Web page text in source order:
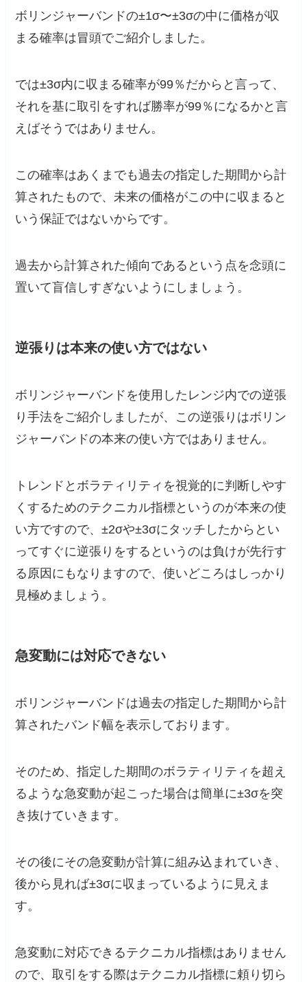
ボリンジャーバンドの±1σ〜±3σの中に価格が収
まる確率は冒頭でご紹介しました。
では±3σ内に収まる確率が99％だからと言って、
それを基に取引をすれば勝率が99％になるかと言
えばそうではありません。
この確率はあくまでも過去の指定した期間から計
算されたもので、未来の価格がこの中に収まると
いう保証ではないからです。
過去から計算された傾向であるという点を念頭に
置いて盲信しすぎないようにしましょう。
逆張りは本来の使い方ではない
ボリンジャーバンドを使用したレンジ内での逆張
り手法をご紹介しましたが、この逆張りはボリン
ジャーバンドの本来の使い方ではありません。
トレンドとボラティリティを視覚的に判断しやす
くするためのテクニカル指標というのが本来の使
い方ですので、±2σや±3σにタッチしたからとい
ってすぐに逆張りをするというのは負けが先行す
る原因にもなりますので、使いどころはしっかり
見極めましょう。
急変動には対応できない
ボリンジャーバンドは過去の指定した期間から計
算されたバンド幅を表示しております。
そのため、指定した期間のボラティリティを超え
るような急変動が起こった場合は簡単に±3σを突
き抜けていきます。
その後にその急変動が計算に組み込まれていき、
後から見れば±3σに収まっているように見えま
す。
急変動に対応できるテクニカル指標はありません
ので、取引をする際はテクニカル指標に頼り切ら